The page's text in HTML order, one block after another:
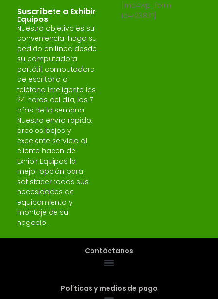
Suscríbete a Exhibir
Equipos
Nuestro objetivo es su
conveniencia: haga su
pedido en línea desde
su computadora
portátil, computadora
de escritorio o
teléfono inteligente las
24 horas del día, los 7
días de la semana.
Nuestro envío rápido,
precios bajos y
excelente servicio al
cliente hacen de
Exhibir Equipos la
mejor opción para
satisfacer todas sus
necesidades de
equipamiento y
montaje de su
negocio.
[mc4wp_form
id=»2383″]
Contáctanos
Políticas y medios de pago